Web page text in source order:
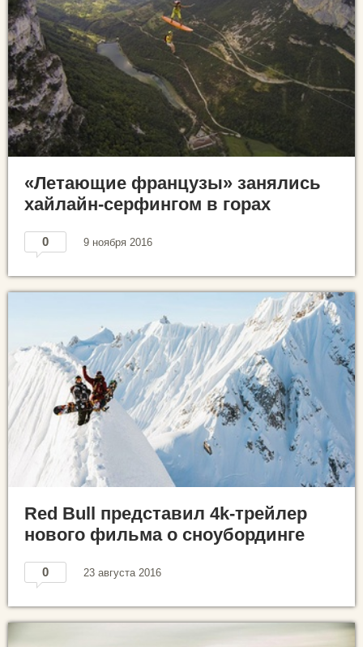
«Летающие французы» занялись
хайлайн-серфингом в горах
0 9 ноября 2016
Red Bull представил 4k-трейлер
нового фильма о сноубординге
0 23 августа 2016